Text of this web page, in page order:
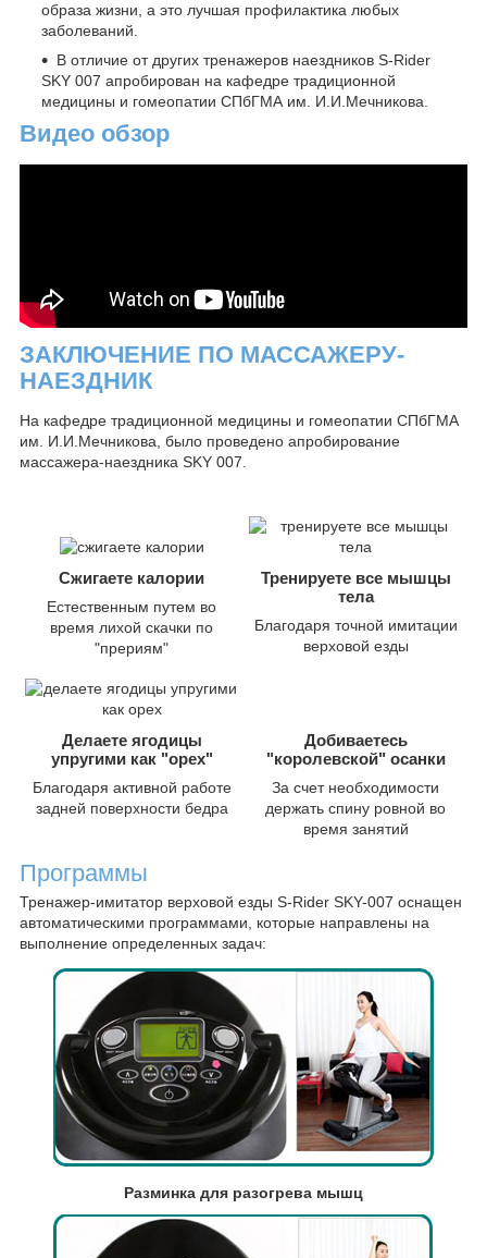
образа жизни, а это лучшая профилактика любых
заболеваний.
В отличие от других тренажеров наездников S-Rider
SKY 007 апробирован на кафедре традиционной
медицины и гомеопатии СПбГМА им. И.И.Мечникова.
Видео обзор
ЗАКЛЮЧЕНИЕ ПО МАССАЖЕРУ-
НАЕЗДНИК
На кафедре традиционной медицины и гомеопатии СПбГМА
им. И.И.Мечникова, было проведено апробирование
массажера-наездника SKY 007.
Сжигаете калории
Естественным путем во
время лихой скачки по
"прериям"
Тренируете все мышцы
тела
Благодаря точной имитации
верховой езды
Делаете ягодицы
упругими как "орех"
Благодаря активной работе
задней поверхности бедра
Добиваетесь
"королевской" осанки
За счет необходимости
держать спину ровной во
время занятий
Программы
Тренажер-имитатор верховой езды S-Rider SKY-007 оснащен
автоматическими программами, которые направлены на
выполнение определенных задач:
Разминка для разогрева мышц